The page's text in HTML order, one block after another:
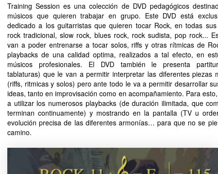
Training Session es una colección de DVD pedagógicos
músicos que quieren trabajar en grupo. Este DVD está
dedicado a los guitarristas que quieren tocar Rock, en todas
rock tradicional, slow rock, blues rock, rock sudista, pop rock...
van a poder entrenarse a tocar solos, riffs y otras rítmicas de
playbacks de una calidad optima, realizados a tal efecto, en
músicos profesionales. El DVD también le presenta
tablaturas) que le van a permitir interpretar las diferentes piezas
(riffs, ritmicas y solos) pero ante todo le va a permitir desarrollar
ideas, tanto en improvisación como en acompañamiento. Para
a utilizar los numerosos playbacks (de duración ilimitada, que
terminan continuamente) y mostrando en la pantalla (TV u
evolución precisa de las diferentes armonías… para que no se
camino.